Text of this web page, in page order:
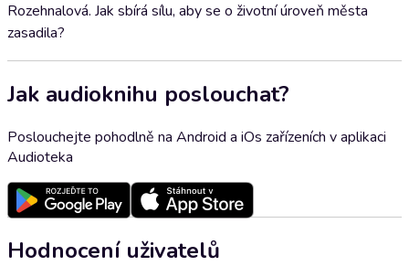
Rozehnalová. Jak sbírá sílu, aby se o životní úroveň města
zasadila?
Jak audioknihu poslouchat?
Poslouchejte pohodlně na Android a iOs zařízeních v aplikaci
Audioteka
Hodnocení uživatelů